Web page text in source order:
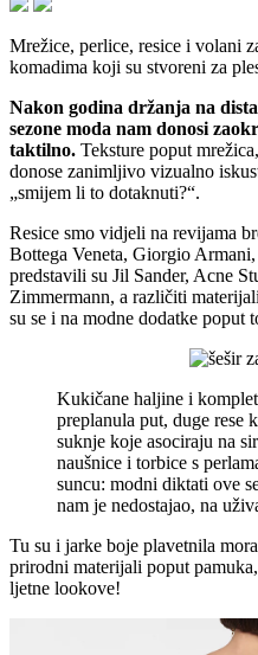
Mrežice, perlice, resice i volani
komadima koji su stvoreni za
Nakon godina držanja na
sezone moda nam donosi
taktilno. Teksture poput
donose zanimljivo vizualno
„smijem li to dotaknuti?“.
Resice smo vidjeli na revijama
Bottega Veneta, Giorgio
predstavili su Jil Sander, Acne
Zimmermann, a različiti
su se i na modne dodatke poput
Kukičane haljine i
preplanula put, duge rese
suknje koje asociraju na
naušnice i torbice s
suncu: modni diktati ove
nam je nedostajao, na
Tu su i jarke boje plavetnila
prirodni materijali poput
ljetne lookove!